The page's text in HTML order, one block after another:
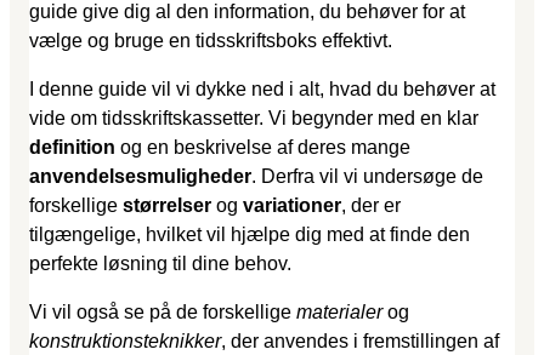
guide give dig al den information, du behøver for at
vælge og bruge en tidsskriftsboks effektivt.
I denne guide vil vi dykke ned i alt, hvad du behøver at
vide om tidsskriftskassetter. Vi begynder med en klar
definition og en beskrivelse af deres mange
anvendelsesmuligheder. Derfra vil vi undersøge de
forskellige størrelser og variationer, der er
tilgængelige, hvilket vil hjælpe dig med at finde den
perfekte løsning til dine behov.
Vi vil også se på de forskellige materialerog
konstruktionsteknikker, der anvendes i fremstillingen af